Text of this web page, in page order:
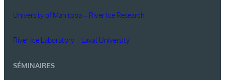
University of Manitoba – River Ice Research
River Ice Laboratory – Laval University
SÉMINAIRES